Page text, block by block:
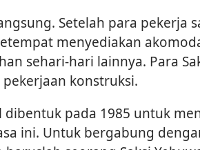
Setelah para pekerja
menyediakan
sehari-hari lainnya. Para
konstruksi.
pada 1985 untuk
ini. Untuk bergabung